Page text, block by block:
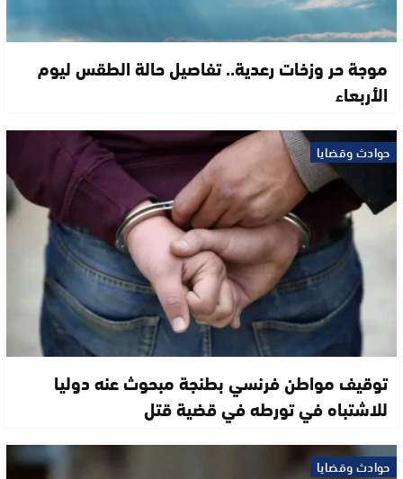
موجة حر وزخات رعدية.. تفاصيل حالة الطقس ليوم
الأربعاء
حوادث وقضايا
توقيف مواطن فرنسي بطنجة مبحوث عنه دوليا
للاشتباه في تورطه في قضية قتل
حوادث وقضايا